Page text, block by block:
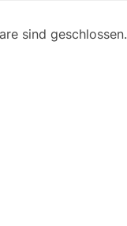
sind geschlossen.